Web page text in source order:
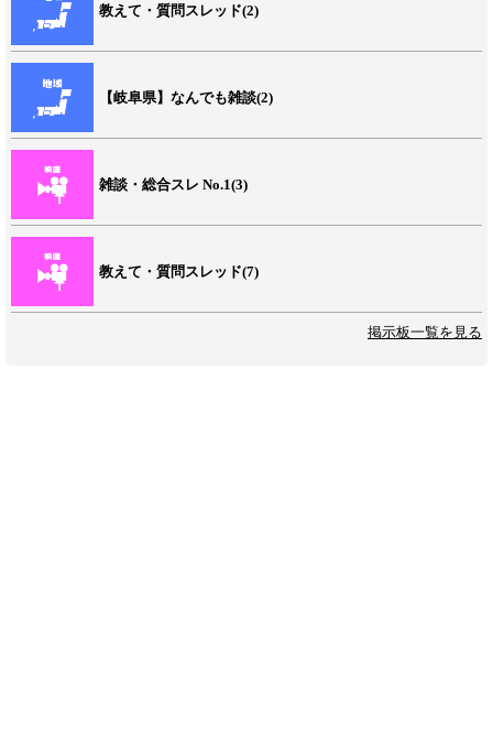
教えて・質問スレッド(2)
【岐阜県】なんでも雑談(2)
雑談・総合スレ No.1(3)
教えて・質問スレッド(7)
掲示板一覧を見る